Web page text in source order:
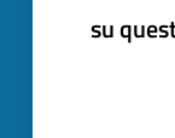
su